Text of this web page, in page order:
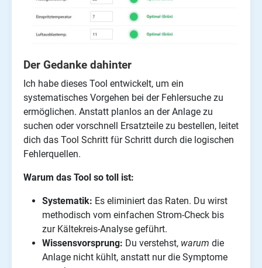
Der Gedanke dahinter
Ich habe dieses Tool entwickelt, um ein
systematisches Vorgehen bei der Fehlersuche zu
ermöglichen. Anstatt planlos an der Anlage zu
suchen oder vorschnell Ersatzteile zu bestellen, leitet
dich das Tool Schritt für Schritt durch die logischen
Fehlerquellen.
Warum das Tool so toll ist:
Systematik: Es eliminiert das Raten. Du wirst
methodisch vom einfachen Strom-Check bis
zur Kältekreis-Analyse geführt.
Wissensvorsprung: Du verstehst, warum die
Anlage nicht kühlt, anstatt nur die Symptome